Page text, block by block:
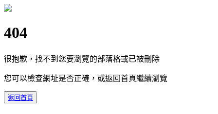
404
很抱歉，找不到您要瀏覽的部落格或已被刪除
您可以檢查網址是否正確，或返回首頁繼續瀏覽
返回首頁